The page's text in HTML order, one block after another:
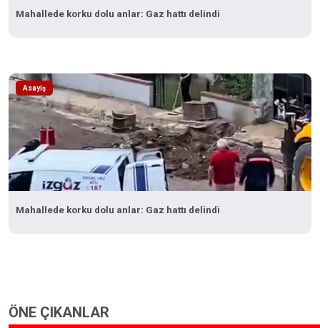
Mahallede korku dolu anlar: Gaz hattı delindi
Asayiş
Mahallede korku dolu anlar: Gaz hattı delindi
ÖNE ÇIKANLAR